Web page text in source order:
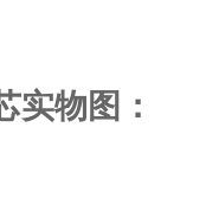
实物图：